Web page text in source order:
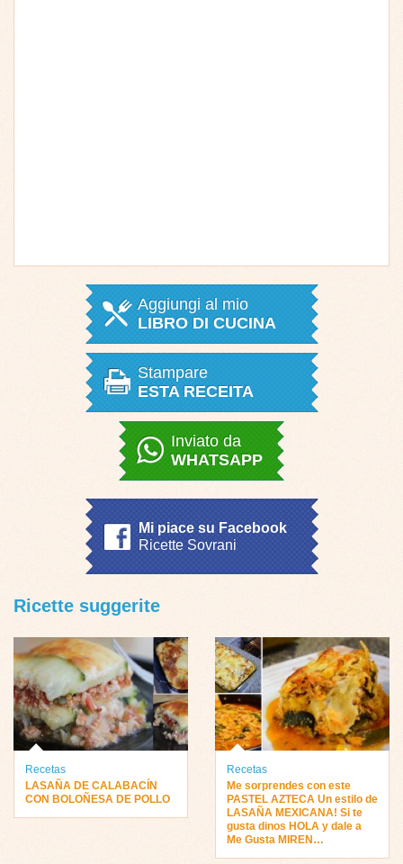
Aggiungi al mio
LIBRO DI CUCINA
Stampare
ESTA RECEITA
Inviato da
WHATSAPP
Mi piace su Facebook
Ricette Sovrani
Ricette suggerite
Recetas
LASAÑA DE CALABACÍN
CON BOLOÑESA DE POLLO
Recetas
Me sorprendes con este
PASTEL AZTECA Un estilo de
LASAÑA MEXICANA! Si te
gusta dinos HOLA y dale a
Me Gusta MIREN…